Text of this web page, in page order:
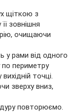
щіткою з
зовнішня
очищаючи
рами від одного
по периметру
точці.
зверху вниз,
повторюємо.